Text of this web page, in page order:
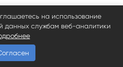
на использование
данных службам веб-аналитики